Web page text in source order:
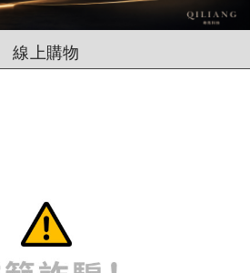
線上購物
訂單查詢
追蹤清單